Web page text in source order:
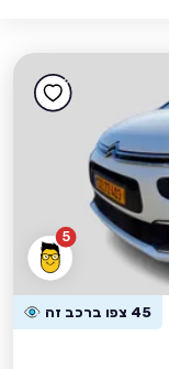
5
45 צפו ברכב זה